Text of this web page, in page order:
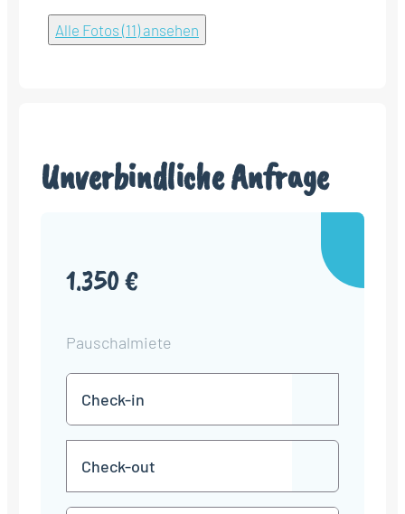
Alle Fotos (11) ansehen
Unverbindliche Anfrage
1.350 €
Pauschalmiete
in
TT
Punkt
MM
JJJJ
TT
Punkt
MM